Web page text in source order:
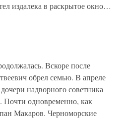
издалека в раскрытое окно…
Вскоре после
обрел семью. В апреле
надворного советника
Почти одновременно, как
Макаров. Черноморские